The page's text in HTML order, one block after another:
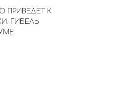
ПРИВЕДЕТ К
ГИБЕЛЬ